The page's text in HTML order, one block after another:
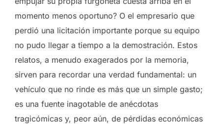
momento menos oportuno? O el empresario que
perdió una licitación importante porque su equipo
no pudo llegar a tiempo a la demostración. Estos
relatos, a menudo exagerados por la memoria,
sirven para recordar una verdad fundamental: un
vehículo que no rinde es más que un simple gasto;
es una fuente inagotable de anécdotas
tragicómicas y, peor aún, de pérdidas económicas